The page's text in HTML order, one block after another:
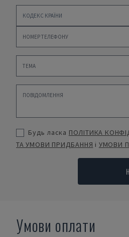
Будь ласка ПОЛІТИКА
ТА УМОВИ ПРИДБАННЯ і УМОВИ
Умови оплати